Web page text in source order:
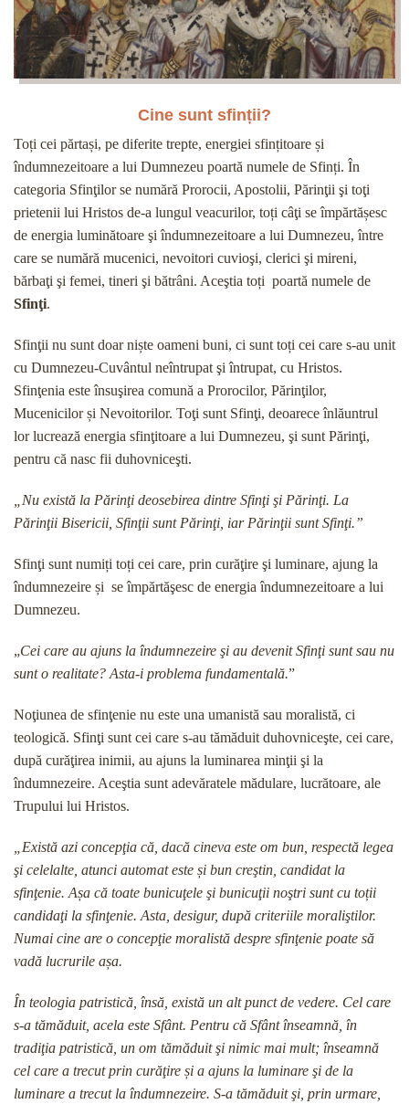
Cine sunt sfinții?
Toți cei părtași, pe diferite trepte, energiei sfințitoare și
îndumnezeitoare a lui Dumnezeu poartă numele de Sfinți. În
categoria Sfinţilor se numără Prorocii, Apostolii, Părinţii şi toţi
prietenii lui Hristos de-a lungul veacurilor, toți câţi se împărtășesc
de energia luminătoare şi îndumnezeitoare a lui Dumnezeu, între
care se numără mucenici, nevoitori cuvioşi, clerici şi mireni,
bărbaţi şi femei, tineri şi bătrâni. Aceştia toți poartă numele de
Sfinţi.
Sfinţii nu sunt doar niște oameni buni, ci sunt toți cei care s-au unit
cu Dumnezeu-Cuvântul neîntrupat şi întrupat, cu Hristos.
Sfinţenia este însuşirea comună a Prorocilor, Părinţilor,
Mucenicilor și Nevoitorilor. Toţi sunt Sfinţi, deoarece înlăuntrul
lor lucrează energia sfinţitoare a lui Dumnezeu, şi sunt Părinţi,
pentru că nasc fii duhovniceşti.
„Nu există la Părinţi deosebirea dintre Sfinţi şi Părinţi. La
Părinţii Bisericii, Sfinţii sunt Părinţi, iar Părinţii sunt Sfinţi.”
Sfinţi sunt numiți toți cei care, prin curăţire şi luminare, ajung la
îndumnezeire și se împărtăşesc de energia îndumnezeitoare a lui
Dumnezeu.
„Cei care au ajuns la îndumnezeire şi au devenit Sfinţi sunt sau nu
sunt o realitate? Asta-i problema fundamentală.”
Noţiunea de sfinţenie nu este una umanistă sau moralistă, ci
teologică. Sfinţi sunt cei care s-au tămăduit duhovniceşte, cei care,
după curăţirea inimii, au ajuns la luminarea minţii şi la
îndumnezeire. Aceştia sunt adevăratele mădulare, lucrătoare, ale
Trupului lui Hristos.
„Există azi concepţia că, dacă cineva este om bun, respectă legea
şi celelalte, atunci automat este și bun creştin, candidat la
sfinţenie. Așa că toate bunicuţele şi bunicuţii noştri sunt cu toții
candidaţi la sfinţenie. Asta, desigur, după criteriile moraliştilor.
Numai cine are o concepţie moralistă despre sfinţenie poate să
vadă lucrurile așa.
În teologia patristică, însă, există un alt punct de vedere. Cel care
s-a tămăduit, acela este Sfânt. Pentru că Sfânt înseamnă, în
tradiţia patristică, un om tămăduit şi nimic mai mult; înseamnă
cel care a trecut prin curăţire și a ajuns la luminare şi de la
luminare a trecut la îndumnezeire. S-a tămăduit şi, prin urmare,